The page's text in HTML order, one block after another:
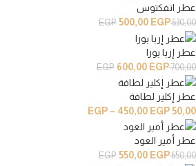
عطر انفكتوس
630,00
EGP 500,00 EGP
عطر إربا بورا
700,00
EGP 600,00 EGP
عطر إكلير لطافة
50,00
EGP – 450,00 EGP
عطر أمير العود
650,00
EGP 550,00 EGP